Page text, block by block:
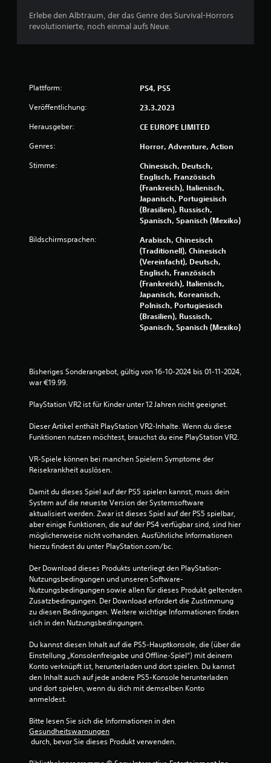
4
.
S
t
e
r
n
e
u
s
2
3
0
B
w
e
Erlebe den Albtraum, der das Genre des Survival-Horrors
revolutionierte, noch einmal aufs Neue.
Plattform: PS4, PS5
Veröffentlichung: 23.3.2023
Herausgeber: CE EUROPE LIMITED
Genres: Horror, Adventure, Action
Stimme:
Chinesisch, Deutsch,
Englisch, Französisch
(Frankreich), Italienisch,
Japanisch, Portugiesisch
(Brasilien), Russisch,
Spanisch, Spanisch (Mexiko)
Bildschirmsprachen:
Arabisch, Chinesisch
(Traditionell), Chinesisch
(Vereinfacht), Deutsch,
Englisch, Französisch
(Frankreich), Italienisch,
Japanisch, Koreanisch,
Polnisch, Portugiesisch
(Brasilien), Russisch,
Spanisch, Spanisch (Mexiko)
Bisheriges Sonderangebot, gültig von 16-10-2024 bis 01-11-2024,
war €19.99.
PlayStation VR2 ist für Kinder unter 12 Jahren nicht geeignet.
Dieser Artikel enthält PlayStation VR2-Inhalte. Wenn du diese
Funktionen nutzen möchtest, brauchst du eine PlayStation VR2.
VR-Spiele können bei manchen Spielern Symptome der
Reisekrankheit auslösen.
Damit du dieses Spiel auf der PS5 spielen kannst, muss dein
System auf die neueste Version der Systemsoftware
aktualisiert werden. Zwar ist dieses Spiel auf der PS5 spielbar,
aber einige Funktionen, die auf der PS4 verfügbar sind, sind hier
möglicherweise nicht vorhanden. Ausführliche Informationen
hierzu findest du unter PlayStation.com/bc.
Der Download dieses Produkts unterliegt den PlayStation-
Nutzungsbedingungen und unseren Software-
Nutzungsbedingungen sowie allen für dieses Produkt geltenden
Zusatzbedingungen. Der Download erfordert die Zustimmung
zu diesen Bedingungen. Weitere wichtige Informationen finden
sich in den Nutzungsbedingungen.
Du kannst diesen Inhalt auf die PS5-Hauptkonsole, die (über die
Einstellung „Konsolenfreigabe und Offline-Spiel“) mit deinem
Konto verknüpft ist, herunterladen und dort spielen. Du kannst
den Inhalt auch auf jede andere PS5-Konsole herunterladen
und dort spielen, wenn du dich mit demselben Konto
anmeldest.
Bitte lesen Sie sich die Informationen in den
Gesundheitswarnungen
durch, bevor Sie dieses Produkt verwenden.